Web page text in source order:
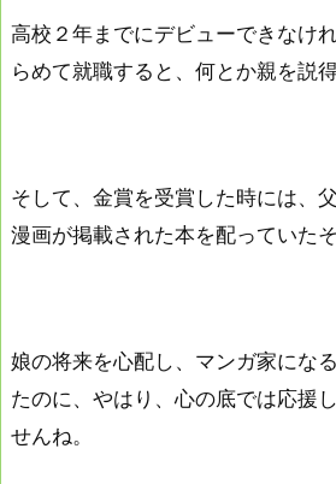
高校２年までにデビューできなけ
らめて就職すると、何とか親を説得
そして、金賞を受賞した時には、
漫画が掲載された本を配っていたそ
娘の将来を心配し、マンガ家にな
たのに、やはり、心の底では応援
せんね。